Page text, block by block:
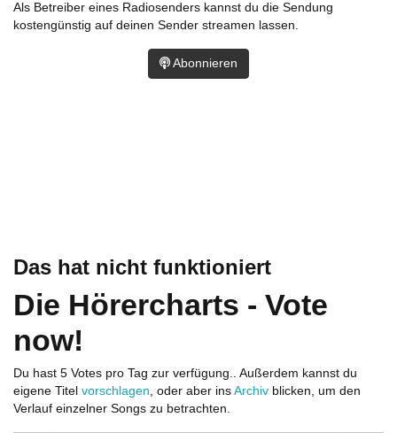
Das hat nicht funktioniert
Die Hörercharts - Vote
now!
Du hast 5 Votes pro Tag zur verfügung.. Außerdem kannst du
eigene Titel vorschlagen, oder aber ins Archiv blicken, um den
Verlauf einzelner Songs zu betrachten.
Als Betreiber eines Radiosenders kannst du die Sendung
kostengünstig auf deinen Sender streamen lassen.
Abonnieren